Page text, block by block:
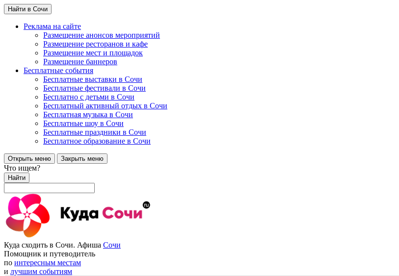
Найти в Сочи
Реклама на сайте
Размещение анонсов мероприятий
Размещение ресторанов и кафе
Размещение мест и площадок
Размещение баннеров
Бесплатные события
Бесплатные выставки в Сочи
Бесплатные фестивали в Сочи
Бесплатно с детьми в Сочи
Бесплатный активный отдых в Сочи
Бесплатная музыка в Сочи
Бесплатные шоу в Сочи
Бесплатные праздники в Сочи
Бесплатное образование в Сочи
Открыть меню Закрыть меню
Что ищем?
Найти
Куда сходить в Сочи. Афиша Сочи
Помощник и путеводитель
по интересным местам
и лучшим событиям